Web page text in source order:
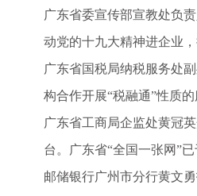
广东省委宣传部宣教处负
动党的十九大精神进企业
广东省国税局纳税服务处
构合作开展“税融通”性质
广东省工商局企监处黄冠
台。广东省“全国一张网”
邮储银行广州市分行黄文